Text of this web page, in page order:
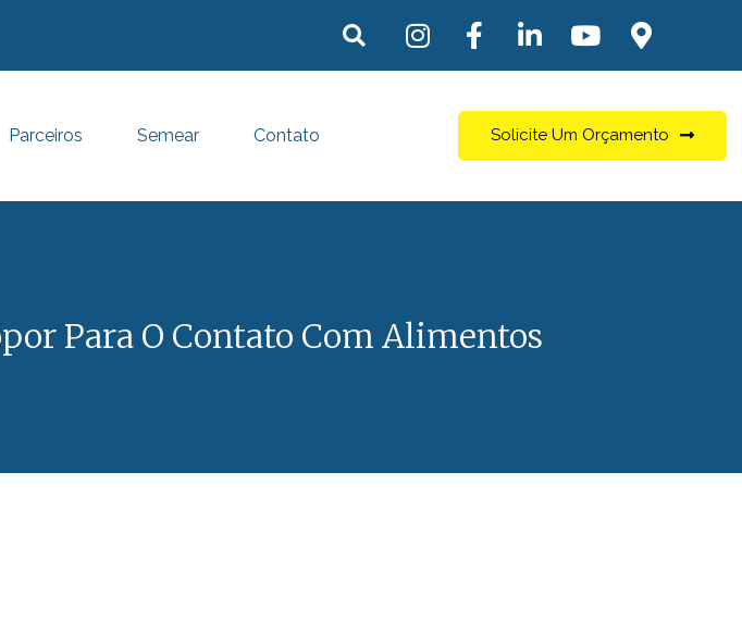
Parceiros Semear Contato Solicite Um Orçamento
Para O Contato Com Alimentos